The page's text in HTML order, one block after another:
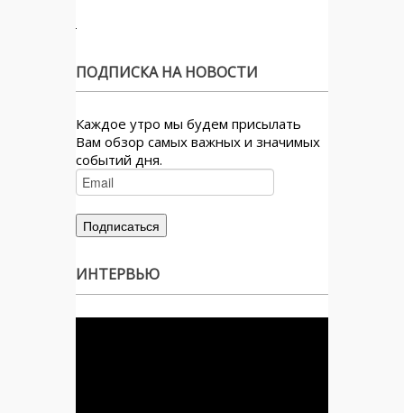
ПОДПИСКА НА НОВОСТИ
Каждое утро мы будем присылать
Вам обзор самых важных и значимых
событий дня.
ИНТЕРВЬЮ